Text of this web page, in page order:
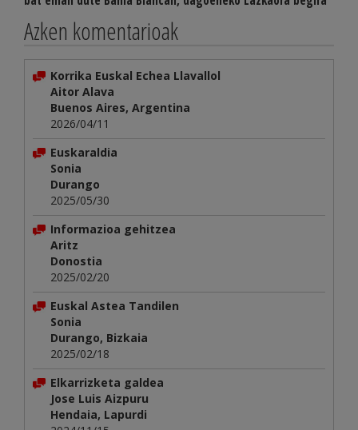
Azken komentarioak
Korrika Euskal Echea Llavallol
Aitor Alava
Buenos Aires, Argentina
2026/04/11
Euskaraldia
Sonia
Durango
2025/05/30
Informazioa gehitzea
Aritz
Donostia
2025/02/20
Euskal Astea Tandilen
Sonia
Durango, Bizkaia
2025/02/18
Elkarrizketa galdea
Jose Luis Aizpuru
Hendaia, Lapurdi